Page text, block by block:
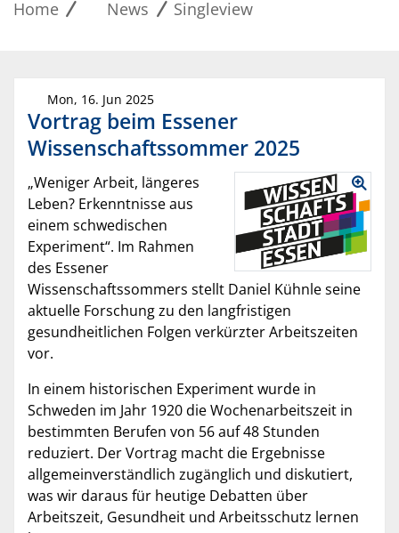
Home News Singleview
Mon, 16. Jun 2025
Vortrag beim Essener
Wissenschaftssommer 2025
„Weniger Arbeit, längeres
Leben? Erkenntnisse aus
einem schwedischen
Experiment“. Im Rahmen
des Essener
Wissenschaftssommers stellt Daniel Kühnle seine
aktuelle Forschung zu den langfristigen
gesundheitlichen Folgen verkürzter Arbeitszeiten
vor.
In einem historischen Experiment wurde in
Schweden im Jahr 1920 die Wochenarbeitszeit in
bestimmten Berufen von 56 auf 48 Stunden
reduziert. Der Vortrag macht die Ergebnisse
allgemeinverständlich zugänglich und diskutiert,
was wir daraus für heutige Debatten über
Arbeitszeit, Gesundheit und Arbeitsschutz lernen